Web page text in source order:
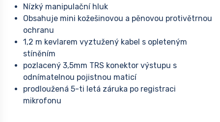
Nízký manipulační hluk
Obsahuje mini kožešinovou a pěnovou protivětrnou
ochranu
1,2 m kevlarem vyztužený kabel s opleteným
stíněním
pozlacený 3,5mm TRS konektor výstupu s
odnímatelnou pojistnou maticí
prodloužená 5-ti letá záruka po registraci
mikrofonu